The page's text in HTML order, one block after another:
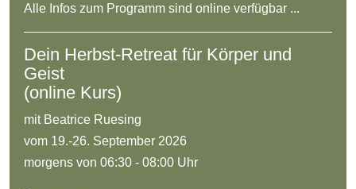
Alle Infos zum Programm sind online verfügbar ...
Dein Herbst-Retreat für Körper und
Geist
(online Kurs)
mit Beatrice Ruesing
vom 19.-26. September 2026
morgens von 06:30 - 08:00 Uhr